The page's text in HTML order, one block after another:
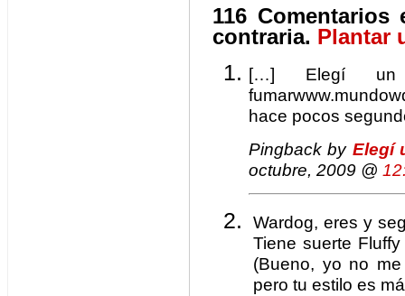
116
contraria. Plantar
[…] Elegí
hace pocos
Pingback by Elegí
octubre, 2009 @
Wardog, eres y
Tiene suerte
(Bueno, yo no
pero tu estilo es